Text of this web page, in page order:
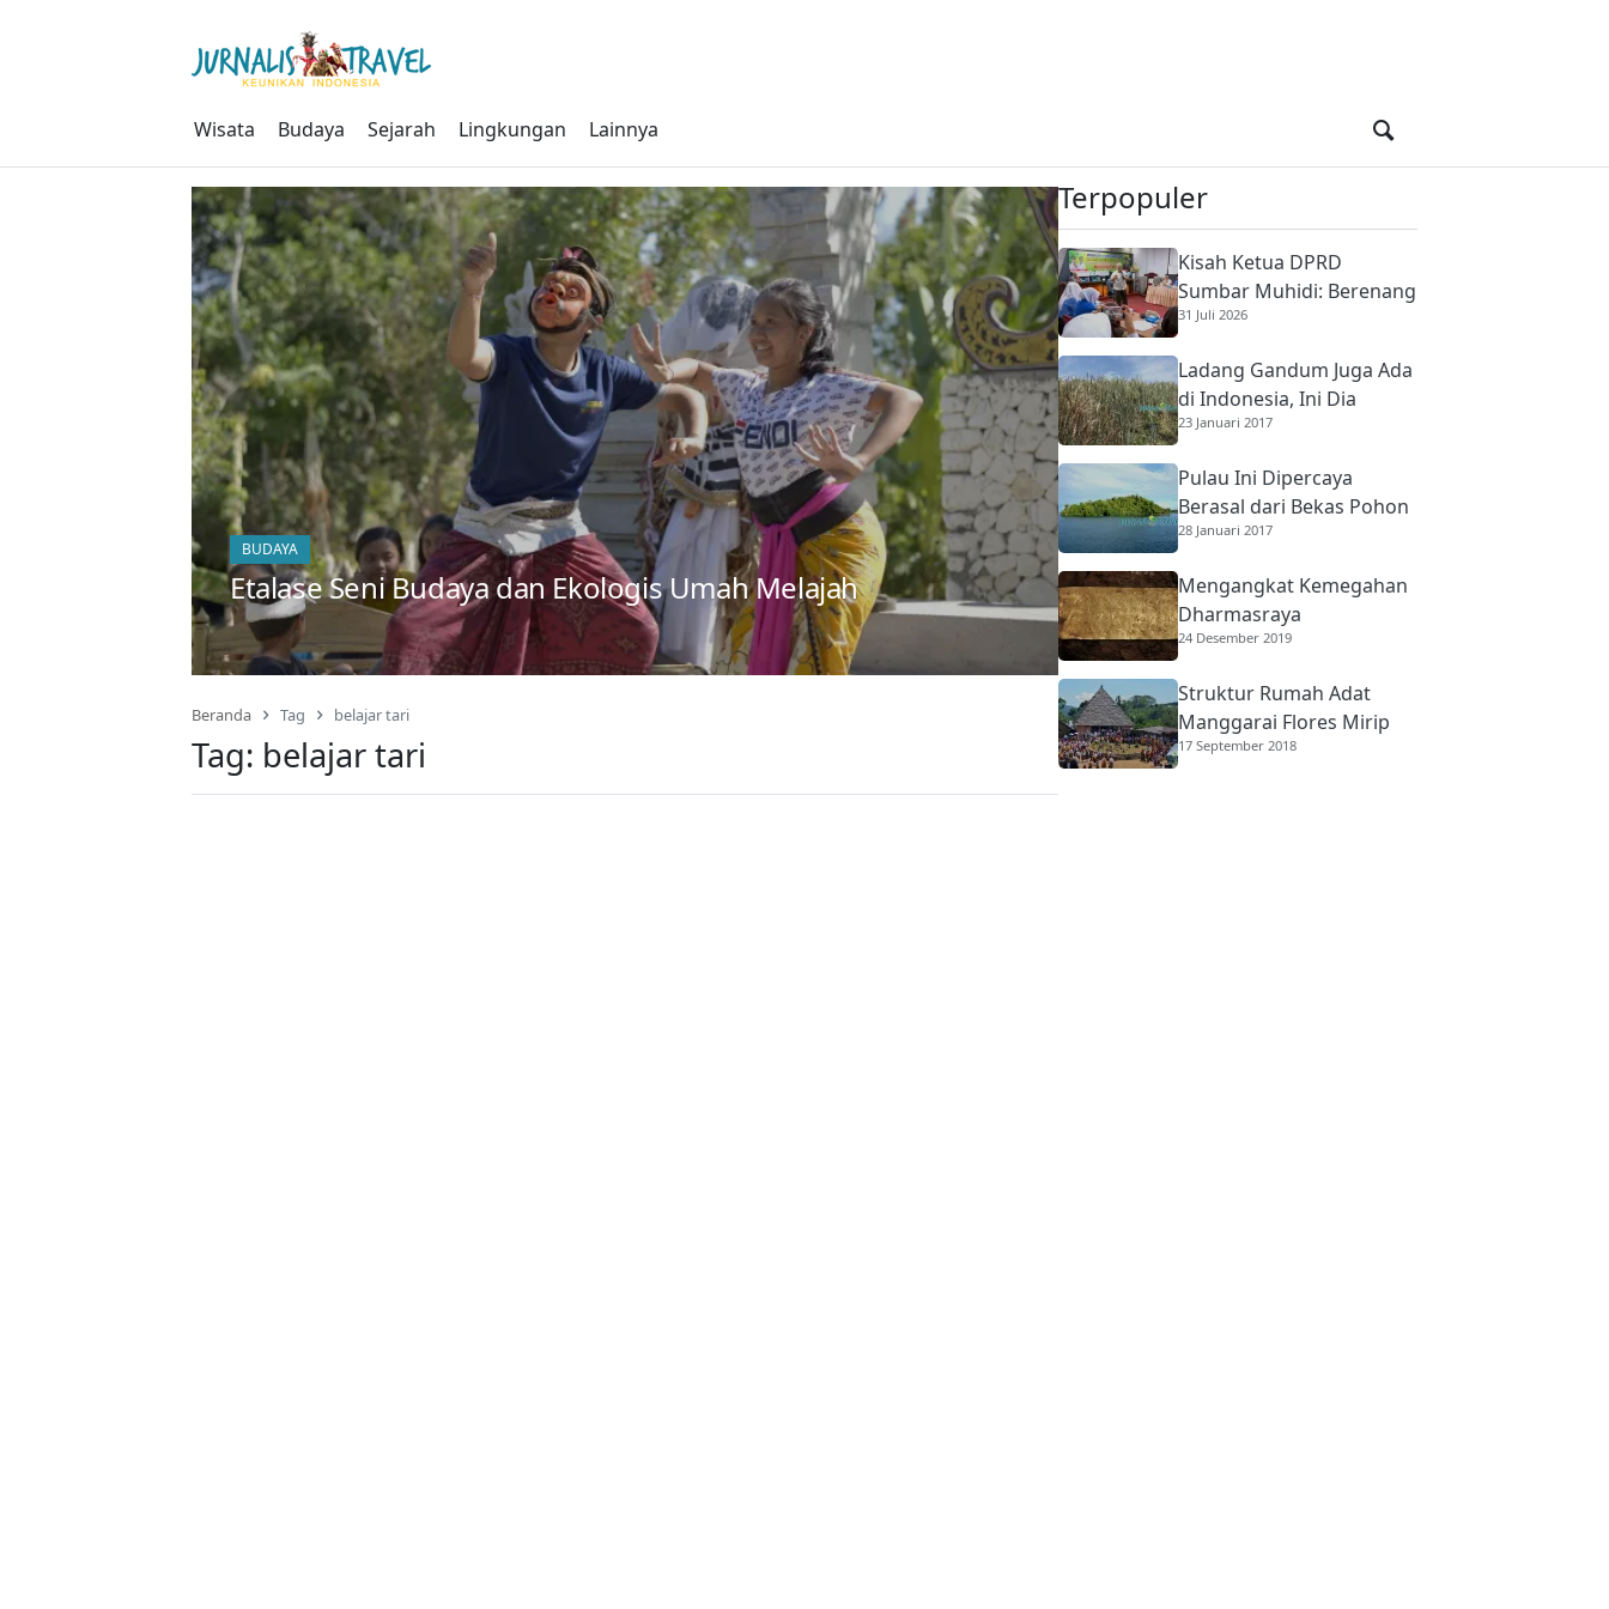
Wisata Budaya Sejarah Lingkungan Lainnya
BUDAYA
Etalase Seni Budaya dan Ekologis Umah Melajah
Beranda Tag belajar tari
Tag: belajar tari
Terpopuler
Kisah Ketua DPRD
Sumbar Muhidi: Berenang
di Sungai Berbuaya Demi
Orang Tua
31 Juli 2026
Ladang Gandum Juga Ada
di Indonesia, Ini Dia
23 Januari 2017
Pulau Ini Dipercaya
Berasal dari Bekas Pohon
Raksasa
28 Januari 2017
Mengangkat Kemegahan
Dharmasraya
24 Desember 2019
Struktur Rumah Adat
Manggarai Flores Mirip
Rumah Gadang
17 September 2018